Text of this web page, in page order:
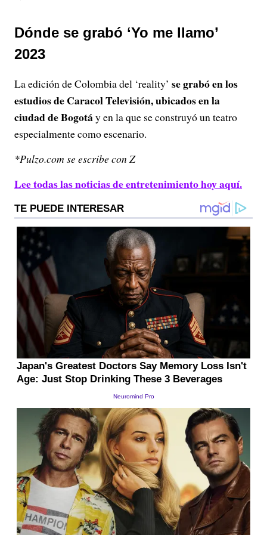
Dónde se grabó ‘Yo me llamo’
2023
La edición de Colombia del ‘reality’ se grabó en los
estudios de Caracol Televisión, ubicados en la
ciudad de Bogotáy en la que se construyó un teatro
especialmente como escenario.
*Pulzo.com se escribe con Z
Lee todas las noticias de entretenimiento hoy aquí.